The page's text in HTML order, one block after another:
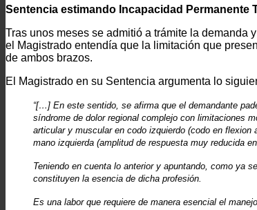
Sentencia estimando Incapacidad Permanente
Tras unos meses se admitió a trámite la
el Magistrado entendía que la limitación que
de ambos brazos.
El Magistrado en su Sentencia argumenta lo
“[…] En este sentido, se afirma que el demandante
síndrome de dolor regional complejo con limitaciones
articular y muscular en codo izquierdo (codo en
mano izquierda (amplitud de respuesta muy reducida
Teniendo en cuenta lo anterior y apuntando, como ya
constituyen la esencia de dicha profesión.
Es una labor que requiere de manera esencial el